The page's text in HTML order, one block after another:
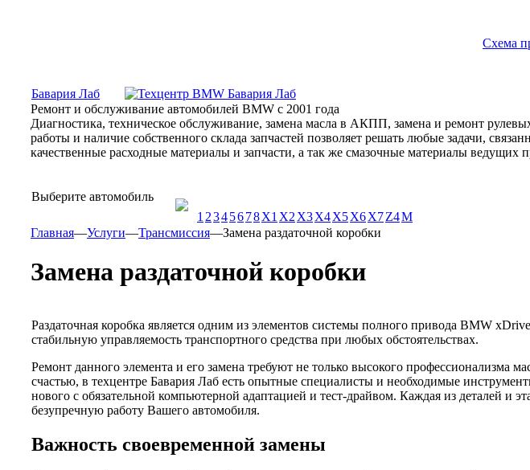
Схема
Бавария Лаб
Ремонт и обслуживание автомобилей BMW с 2001 года
Диагностика, техническое обслуживание, замена масла в АКПП, замена и ремонт
работы и наличие собственного склада запчастей позволяет решать любые задачи,
качественные расходные материалы и запчасти, а так же смазочные материалы ведущих
Выберите автомобиль
1 2345678X1 X2 X3X4X5X6X7Z4М
Главная—Услуги—Трансмиссия—Замена раздаточной коробки
Замена раздаточной коробки
Раздаточная коробка является одним из элементов системы полного привода BMW
стабильную управляемость транспортного средства при любых обстоятельствах.
Ремонт данного элемента и его замена требуют не только высокого профессионализма
счастью, в техцентре Бавария Лаб есть опытные специалисты и необходимые
нового с обязательной компьютерной адаптацией и тест-драйвом. Каждая из деталей и
безупречную работу Вашего автомобиля.
Важность своевременной замены